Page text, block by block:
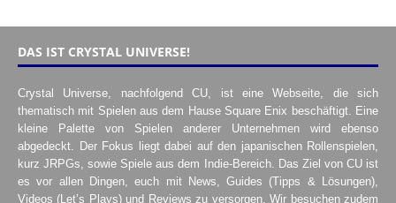
DAS IST CRYSTAL UNIVERSE!
Crystal Universe, nachfolgend CU, ist eine Webseite, die sich
thematisch mit Spielen aus dem Hause Square Enix beschäftigt. Eine
kleine Palette von Spielen anderer Unternehmen wird ebenso
abgedeckt. Der Fokus liegt dabei auf den japanischen Rollenspielen,
kurz JRPGs, sowie Spiele aus dem Indie-Bereich. Das Ziel von CU ist
es vor allen Dingen, euch mit News, Guides (Tipps & Lösungen),
Videos (Let’s Plays) und Reviews zu versorgen. Wir besuchen zudem